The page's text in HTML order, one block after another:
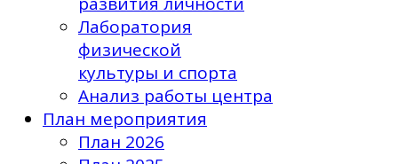
Лаборатория
физической
культуры и спорта
Анализ работы центра
План мероприятия
План 2026